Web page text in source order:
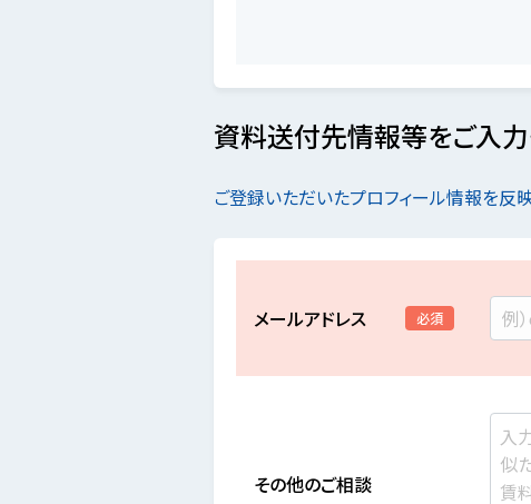
資料送付先情報等をご入力
ご登録いただいたプロフィール情報を反
メールアドレス 必須
その他のご相談